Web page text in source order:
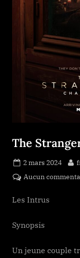
The
Posted
on
2 mars 2024
Aucun
Les Intrus
Synopsis
Un jeune couple